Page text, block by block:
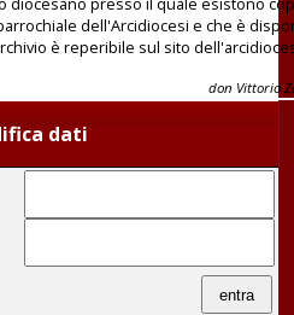
dell'Arcidiocesi e che è
è reperibile sul sito
don Vittorio
dati